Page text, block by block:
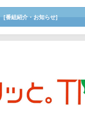
[番組紹介・お知らせ]